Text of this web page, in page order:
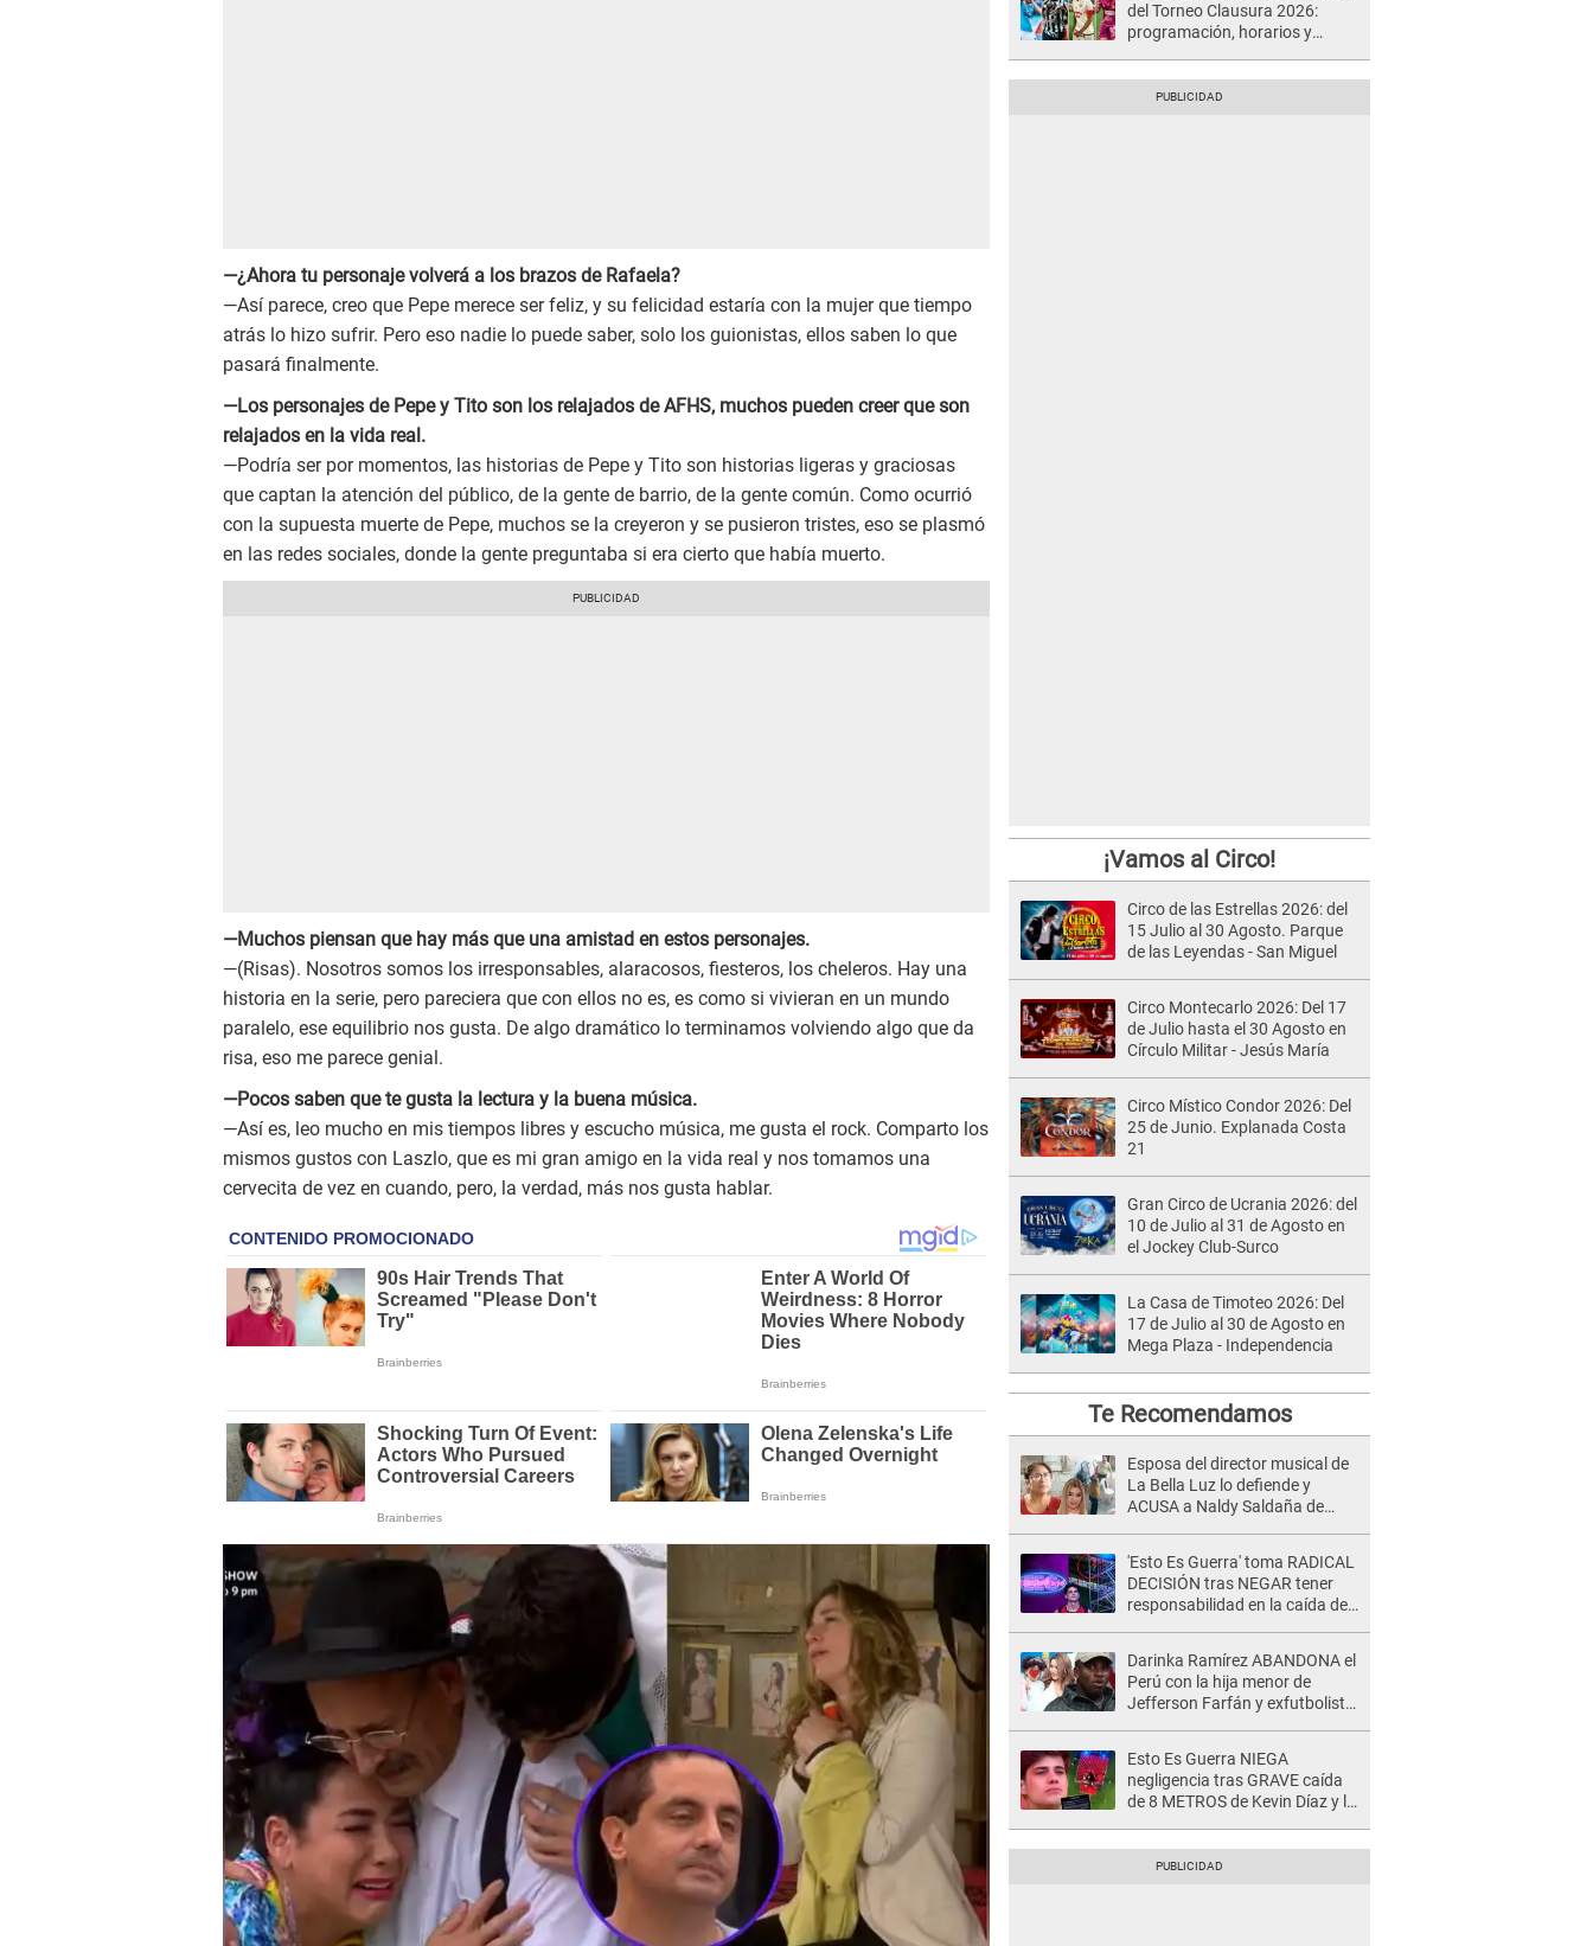
—¿Ahora tu personaje volverá a los brazos de Rafaela?
—Así parece, creo que Pepe merece ser feliz, y su felicidad estaría con la mujer que tiempo
atrás lo hizo sufrir. Pero eso nadie lo puede saber, solo los guionistas, ellos saben lo que
pasará finalmente.
—Los personajes de Pepe y Tito son los relajados de AFHS, muchos pueden creer que son
relajados en la vida real.
—Podría ser por momentos, las historias de Pepe y Tito son historias ligeras y graciosas
que captan la atención del público, de la gente de barrio, de la gente común. Como ocurrió
con la supuesta muerte de Pepe, muchos se la creyeron y se pusieron tristes, eso se plasmó
en las redes sociales, donde la gente preguntaba si era cierto que había muerto.
—Muchos piensan que hay más que una amistad en estos personajes.
—(Risas). Nosotros somos los irresponsables, alaracosos, fiesteros, los cheleros. Hay una
historia en la serie, pero pareciera que con ellos no es, es como si vivieran en un mundo
paralelo, ese equilibrio nos gusta. De algo dramático lo terminamos volviendo algo que da
risa, eso me parece genial.
—Pocos saben que te gusta la lectura y la buena música.
—Así es, leo mucho en mis tiempos libres y escucho música, me gusta el rock. Comparto los
mismos gustos con Laszlo, que es mi gran amigo en la vida real y nos tomamos una
cervecita de vez en cuando, pero, la verdad, más nos gusta hablar.
del Torneo Clausura 2026:
programación, horarios y
¡Vamos al Circo!
Circo de las Estrellas 2026: del
15 Julio al 30 Agosto. Parque
de las Leyendas - San Miguel
Circo Montecarlo 2026: Del 17
de Julio hasta el 30 Agosto en
Círculo Militar - Jesús María
Circo Místico Condor 2026: Del
25 de Junio. Explanada Costa
21
Gran Circo de Ucrania 2026: del
10 de Julio al 31 de Agosto en
el Jockey Club-Surco
La Casa de Timoteo 2026: Del
17 de Julio al 30 de Agosto en
Mega Plaza - Independencia
Te Recomendamos
Esposa del director musical de
La Bella Luz lo defiende y
ACUSA a Naldy Saldaña de
'Esto Es Guerra' toma RADICAL
DECISIÓN tras NEGAR tener
responsabilidad en la caída de
Darinka Ramírez ABANDONA el
Perú con la hija menor de
Jefferson Farfán y exfutbolista
Esto Es Guerra NIEGA
negligencia tras GRAVE caída
de 8 METROS de Kevin Díaz y lo